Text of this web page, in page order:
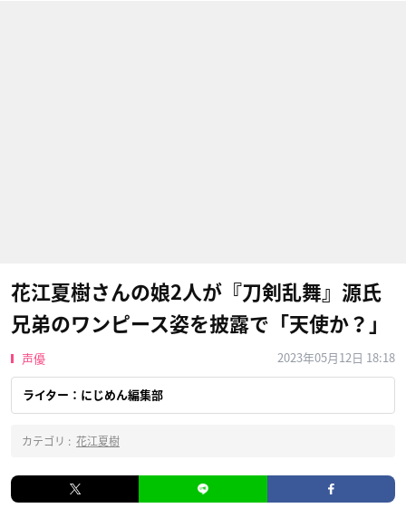
花江夏樹さんの娘2人が『刀剣乱舞』源氏
兄弟のワンピース姿を披露で「天使か？」
声優 2023年05月12日 18:18
ライター：にじめん編集部
カテゴリ : 花江夏樹